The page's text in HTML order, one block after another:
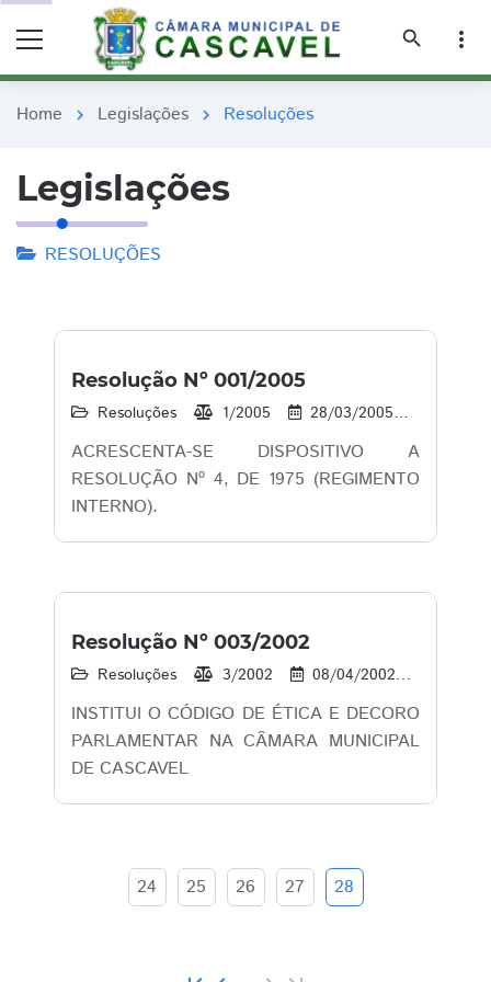
search
more_vert
Home chevron_right Legislações chevron_right Resoluções
Legislações
RESOLUÇÕES
Resolução Nº 001/2005
Resoluções 1/2005 28/03/2005
ACRESCENTA-SE DISPOSITIVO A
RESOLUÇÃO Nº 4, DE 1975 (REGIMENTO
INTERNO).
Resolução Nº 003/2002
Resoluções 3/2002 08/04/2002
INSTITUI O CÓDIGO DE ÉTICA E DECORO
PARLAMENTAR NA CÂMARA MUNICIPAL
DE CASCAVEL
24 25 26 27 28